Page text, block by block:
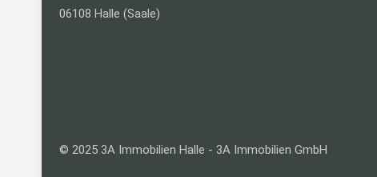
06108 Halle (Saale)
© 2025 3A Immobilien Halle - 3A Immobilien GmbH